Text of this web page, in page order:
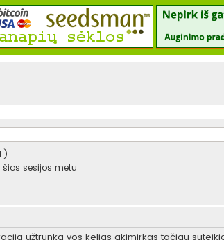
sesijos metu
užtrunka vos kelias akimirkas tačiau